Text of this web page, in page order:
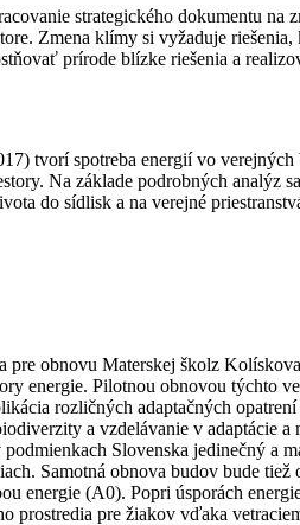
strategického dokumentu
Zmena klímy si vyžaduje
prírode blízke riešenia a
tvorí spotreba energií vo
Na základe podrobných analýz
do sídlisk a na verejné
obnovu Materskej školz
Pilotnou obnovou týchto
rozličných adaptačných
a vzdelávanie v
Slovenska jedinečný a
Samotná obnova budov bude
(A0). Popri úsporách
prostredia pre žiakov vďaka